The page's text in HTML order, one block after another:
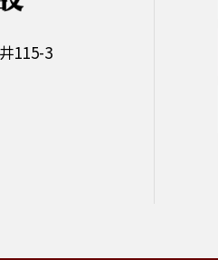
115-3